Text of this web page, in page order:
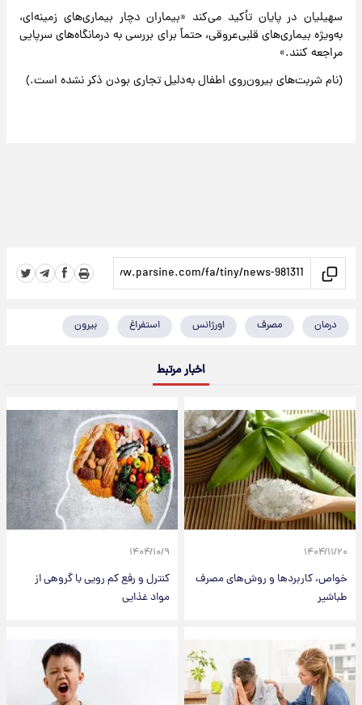
سهیلیان در پایان تأکید می‌کند «بیماران دچار بیماری‌های زمینه‌ای،
به‌ویژه بیماری‌های قلبی‌عروقی، حتماً برای بررسی به درمانگاه‌های سرپایی
مراجعه کنند.»
(نام شربت‌های بیرون‌روی اطفال به‌دلیل تجاری بودن ذکر نشده است.)
درمان مصرف اورژانس استفراغ بیرون
اخبار مرتبط
۱۴۰۴/۱۱/۲۰
خواص، کاربردها و روش‌های مصرف
طباشیر
۱۴۰۴/۱۰/۹
کنترل و رفع کم رویی با گروهی از
مواد غذایی